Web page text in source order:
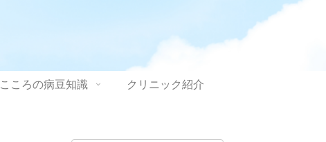
こころの病豆知識 クリニック紹介